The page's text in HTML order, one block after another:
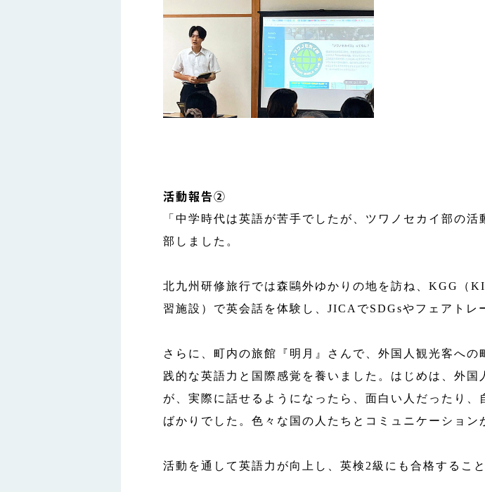
活動報告②
「中学時代は英語が苦手でしたが、ツワノセカイ部の
部しました。
北九州研修旅行では森鷗外ゆかりの地を訪ね、KGG
習施設）で英会話を体験し、JICAでSDGsやフェアトレ
さらに、町内の旅館『明月』さんで、外国人観光客へ
践的な英語力と国際感覚を養いました。はじめは、外
が、実際に話せるようになったら、面白い人だったり
ばかりでした。色々な国の人たちとコミュニケーショ
活動を通して英語力が向上し、英検2級にも合格するこ